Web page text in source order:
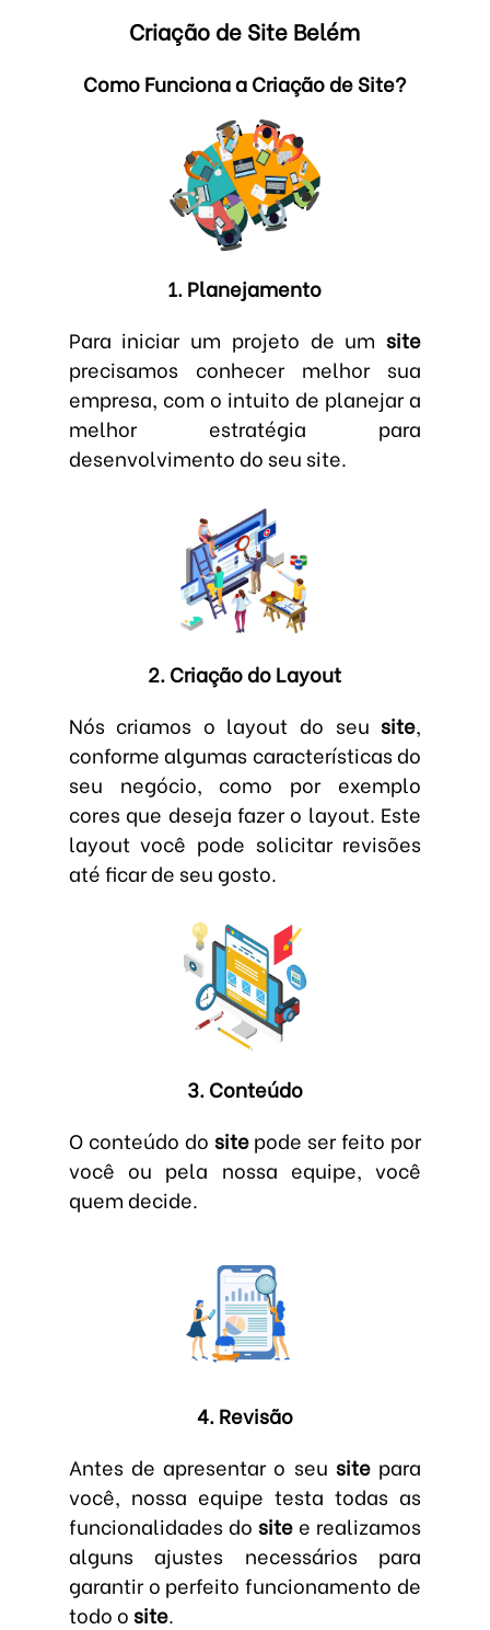
Criação de Site Belém
Como Funciona a Criação de Site?
1. Planejamento
Para iniciar um projeto de umsite
precisamos conhecer melhor sua
empresa, com o intuito de planejar a
melhor estratégia para
desenvolvimento do seu site.
2. Criação do Layout
Nós criamos o layout do seusite,
conforme algumas características do
seu negócio, como por exemplo
cores que deseja fazer o layout. Este
layout você pode solicitar revisões
até ficar de seu gosto.
3. Conteúdo
O conteúdo do sitepode ser feito por
você ou pela nossa equipe, você
quem decide.
4. Revisão
Antes de apresentar o seu site para
você, nossa equipe testa todas as
funcionalidades do sitee realizamos
alguns ajustes necessários para
garantir o perfeito funcionamento de
todo osite.